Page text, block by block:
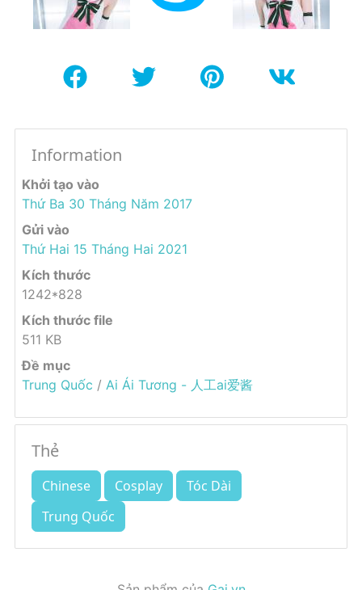
Information
Khởi tạo vào
Thứ Ba 30 Tháng Năm 2017
Gửi vào
Thứ Hai 15 Tháng Hai 2021
Kích thước
1242*828
Kích thước file
511 KB
Đề mục
Trung Quốc / Ai Ái Tương - 人工ai爱酱
Thẻ
Chinese Cosplay
Tóc Dài
Trung Quốc